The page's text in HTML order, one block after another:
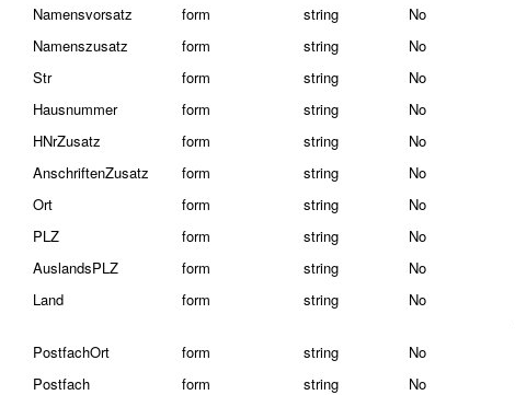
Namensvorsatz
form string No
Namenszusatz
form string No
Str
form string No
Hausnummer
form string No
HNrZusatz
form string No
AnschriftenZusatz
form string No
Ort
form string No
PLZ
form string No
AuslandsPLZ
form string No
Land
form string No
PostfachOrt
form string No
Postfach
form string No